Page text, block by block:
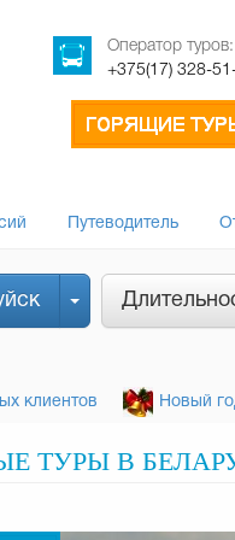
Оператор туров:
+375(17) 328-
Путеводитель
клиентов Новый
ТУРЫ В